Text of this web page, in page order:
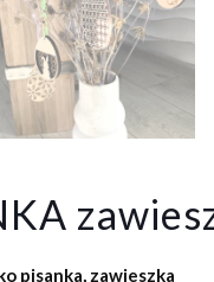
pisanka, zawieszka